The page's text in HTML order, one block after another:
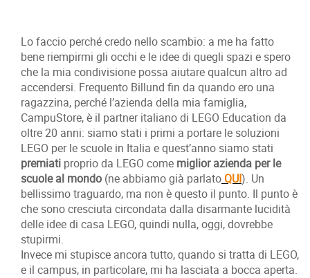
Lo faccio perché credo nello scambio: a me ha fatto
bene riempirmi gli occhi e le idee di quegli spazi e spero
che la mia condivisione possa aiutare qualcun altro ad
accendersi. Frequento Billund fin da quando ero una
ragazzina, perché l’azienda della mia famiglia,
CampuStore, è il partner italiano di LEGO Education da
oltre 20 anni: siamo stati i primi a portare le soluzioni
LEGO per le scuole in Italia e quest’anno siamo stati
premiati proprio da LEGO come miglior azienda per le
scuole al mondo (ne abbiamo già parlatoQUI). Un
bellissimo traguardo, ma non è questo il punto. Il punto è
che sono cresciuta circondata dalla disarmante lucidità
delle idee di casa LEGO, quindi nulla, oggi, dovrebbe
stupirmi.
Invece mi stupisce ancora tutto, quando si tratta di LEGO,
e il campus, in particolare, mi ha lasciata a bocca aperta.